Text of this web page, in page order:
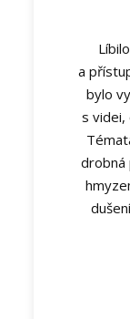
a
bylo
s videi,
drobná